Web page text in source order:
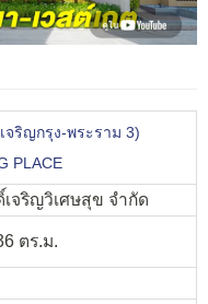
จริญกรุง-พระราม 3)
PLACE
จริญวิเศษสุข จำกัด
ตร.ม.